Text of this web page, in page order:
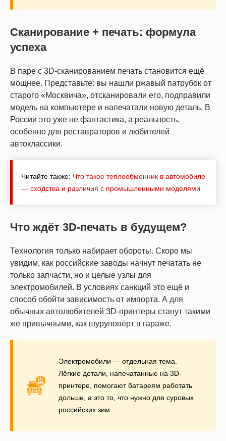
Сканирование + печать: формула
успеха
В паре с 3D-сканированием печать становится ещё
мощнее. Представьте: вы нашли ржавый патрубок от
старого «Москвича», отсканировали его, подправили
модель на компьютере и напечатали новую деталь. В
России это уже не фантастика, а реальность,
особенно для реставраторов и любителей
автоклассики.
Читайте также: Что такое теплообменник в автомобиле
— сходства и различия с промышленными моделями
Что ждёт 3D-печать в будущем?
Технология только набирает обороты. Скоро мы
увидим, как российские заводы начнут печатать не
только запчасти, но и целые узлы для
электромобилей. В условиях санкций это ещё и
способ обойти зависимость от импорта. А для
обычных автолюбителей 3D-принтеры станут такими
же привычными, как шуруповёрт в гараже.
Электромобили — отдельная тема.
Лёгкие детали, напечатанные на 3D-
принтере, помогают батареям работать
дольше, а это то, что нужно для суровых
российских зим.